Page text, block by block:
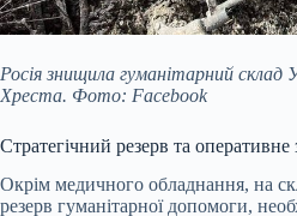
Росія знищила гуманітарний склад
Хреста. Фото: Facebook
Стратегічний резерв та оперативне
Окрім медичного обладнання, на
резерв гуманітарної допомоги,